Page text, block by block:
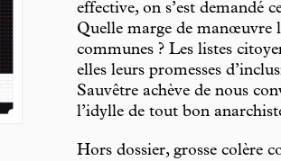
effective, on s’est demandé
Quelle marge de manœuvre
communes ? Les listes
elles leurs promesses
Sauvêtre achève de nous
l’idylle de tout bon
Hors dossier, grosse colère